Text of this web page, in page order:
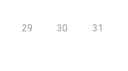
29 30 31